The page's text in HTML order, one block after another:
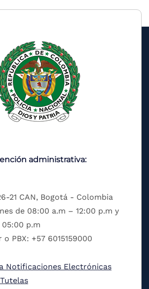
administrativa:
21 CAN, Bogotá - Colombia
de 08:00 a.m – 12:00 p.m y
p.m
PBX: +57 6015159000
Notificaciones Electrónicas